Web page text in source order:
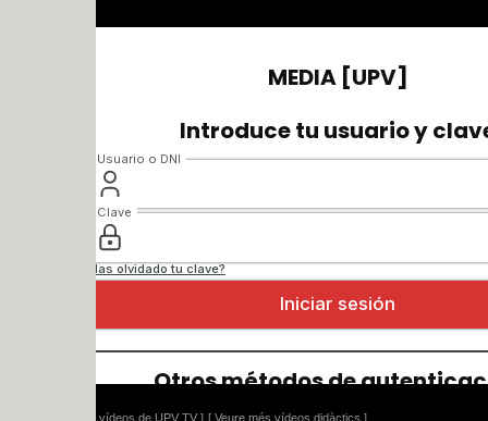
vídeos de UPV TV ] [ Veure més vídeos didàctics ]